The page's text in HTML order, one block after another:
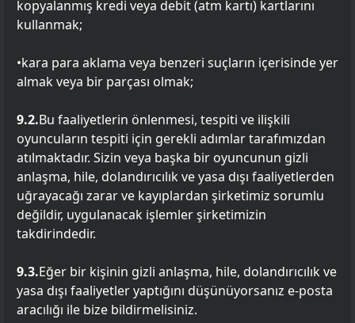
kopyalanmış kredi veya debit (atm kartı) kartlarını
kullanmak;
•kara para aklama veya benzeri suçların içerisinde yer
almak veya bir parçası olmak;
9.2.Bu faaliyetlerin önlenmesi, tespiti ve ilişkili
oyuncuların tespiti için gerekli adımlar tarafımızdan
atılmaktadır. Sizin veya başka bir oyuncunun gizli
anlaşma, hile, dolandırıcılık ve yasa dışı faaliyetlerden
uğrayacağı zarar ve kayıplardan şirketimiz sorumlu
değildir, uygulanacak işlemler şirketimizin
takdirindedir.
9.3.Eğer bir kişinin gizli anlaşma, hile, dolandırıcılık ve
yasa dışı faaliyetler yaptığını düşünüyorsanız e-posta
aracılığı ile bize bildirmelisiniz.